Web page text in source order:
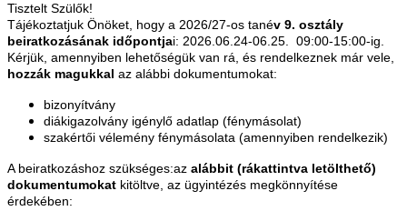
Tisztelt Szülők!
Tájékoztatjuk Önöket, hogy a 2026/27-os tanév 9. osztály
beiratkozásának időpontjai: 2026.06.24-06.25. 09:00-15:00-ig.
Kérjük, amennyiben lehetőségük van rá, és rendelkeznek már vele,
hozzák magukkal az alábbi dokumentumokat:
bizonyítvány
diákigazolvány igénylő adatlap (fénymásolat)
szakértői vélemény fénymásolata (amennyiben rendelkezik)
A beiratkozáshoz szükséges:az alábbit (rákattintva letölthető)
dokumentumokat kitöltve, az ügyintézés megkönnyítése
érdekében: